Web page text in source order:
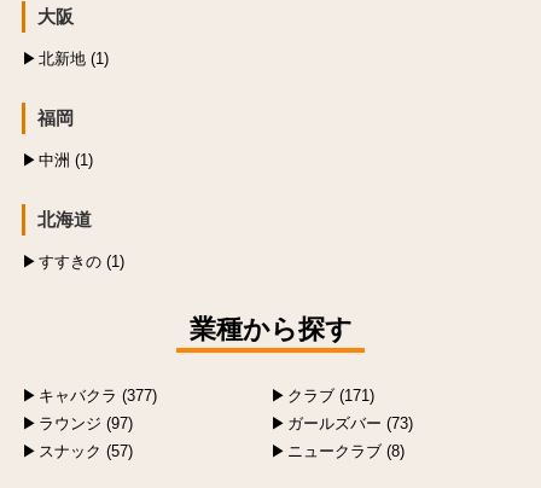
大阪
北新地 (1)
福岡
中洲 (1)
北海道
すすきの (1)
業種から探す
キャバクラ (377)
クラブ (171)
ラウンジ (97)
ガールズバー (73)
スナック (57)
ニュークラブ (8)